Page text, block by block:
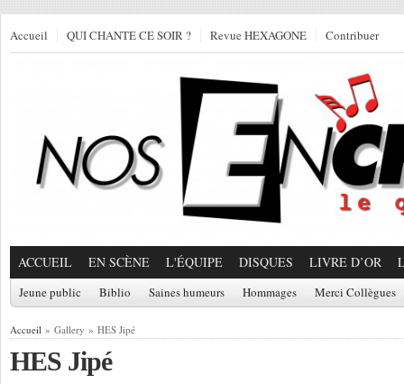
Accueil QUI CHANTE CE SOIR ? Revue HEXAGONE Contribuer
ACCUEIL EN SCÈNE L'ÉQUIPE DISQUES LIVRE D’OR
Jeune public Biblio Saines humeurs Hommages Merci Collègues
Accueil » Gallery » HES Jipé
HES Jipé